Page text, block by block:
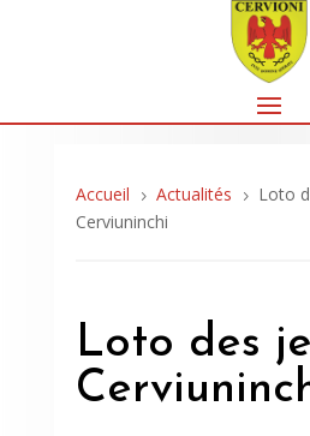
Accueil 5 Actualités 5
Loto
Cerviuninchi
Loto des